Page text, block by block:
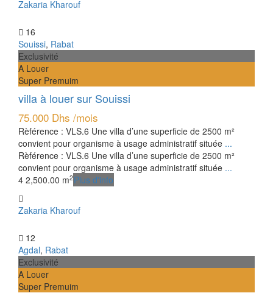
Zakaria Kharouf
16
Souissi, Rabat
Exclusivité
A Louer
Super Premuim
villa à louer sur Souissi
75.000 Dhs /mois
Rèférence : VLS.6 Une villa d’une superficie de 2500 m²
convient pour organisme à usage administratif située ...
Rèférence : VLS.6 Une villa d’une superficie de 2500 m²
convient pour organisme à usage administratif située ...
4 2,500.00 m2Plus d'info
Zakaria Kharouf
12
Agdal, Rabat
Exclusivité
A Louer
Super Premuim